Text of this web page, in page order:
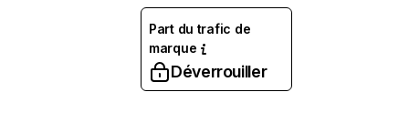
Part du trafic de
marque
Déverrouiller